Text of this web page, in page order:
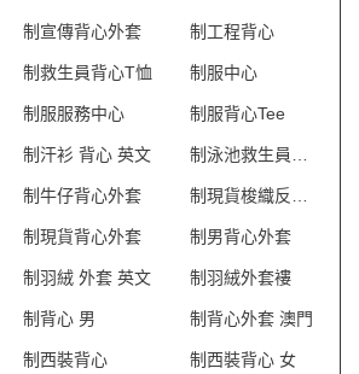
制宣傳背心外套 制工程背心
制救生員背心T恤 制服中心
制服服務中心 制服背心Tee
制汗衫 背心 英文
制牛仔背心外套
制現貨背心外套 制男背心外套
制羽絨 外套 英文 制羽絨外套褸
制背心 男 制背心外套 澳門
制西裝背心 制西裝背心 女